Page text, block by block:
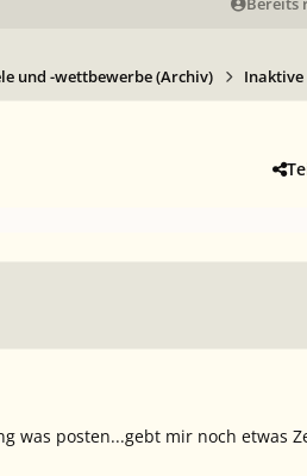
Bereits
und -wettbewerbe (Archiv) Inaktive
was posten...gebt mir noch etwas